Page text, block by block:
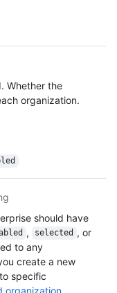
Whether the
organization.
should have
, selected , or
to any
create a new
specific
organization